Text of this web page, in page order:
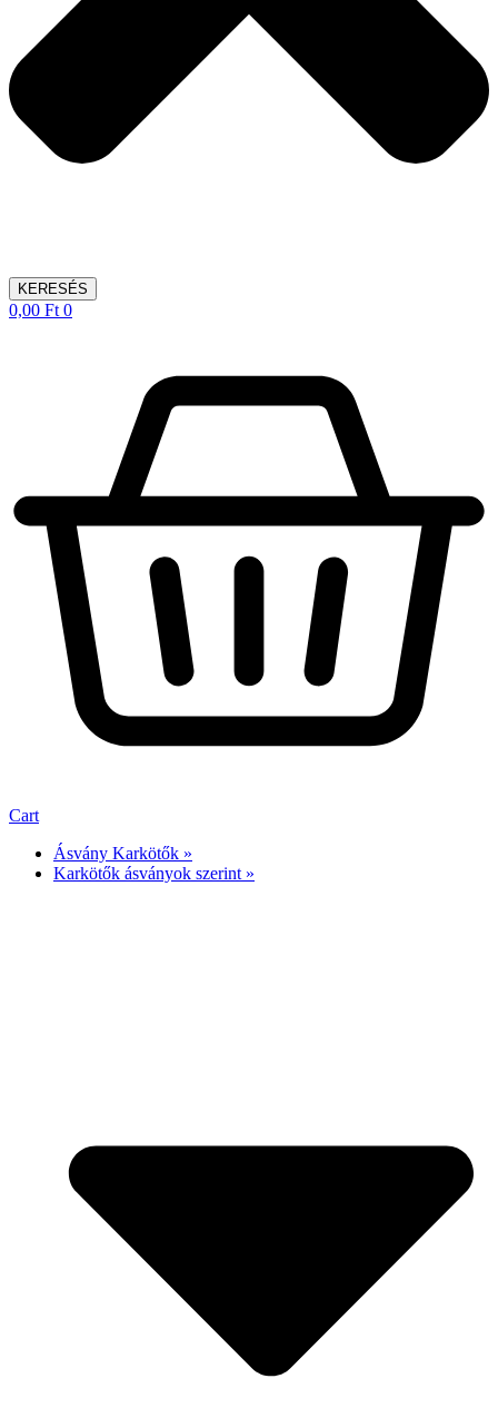
KERESÉS
0,00 Ft 0
Cart
Ásvány Karkötők »
Karkötők ásványok szerint »